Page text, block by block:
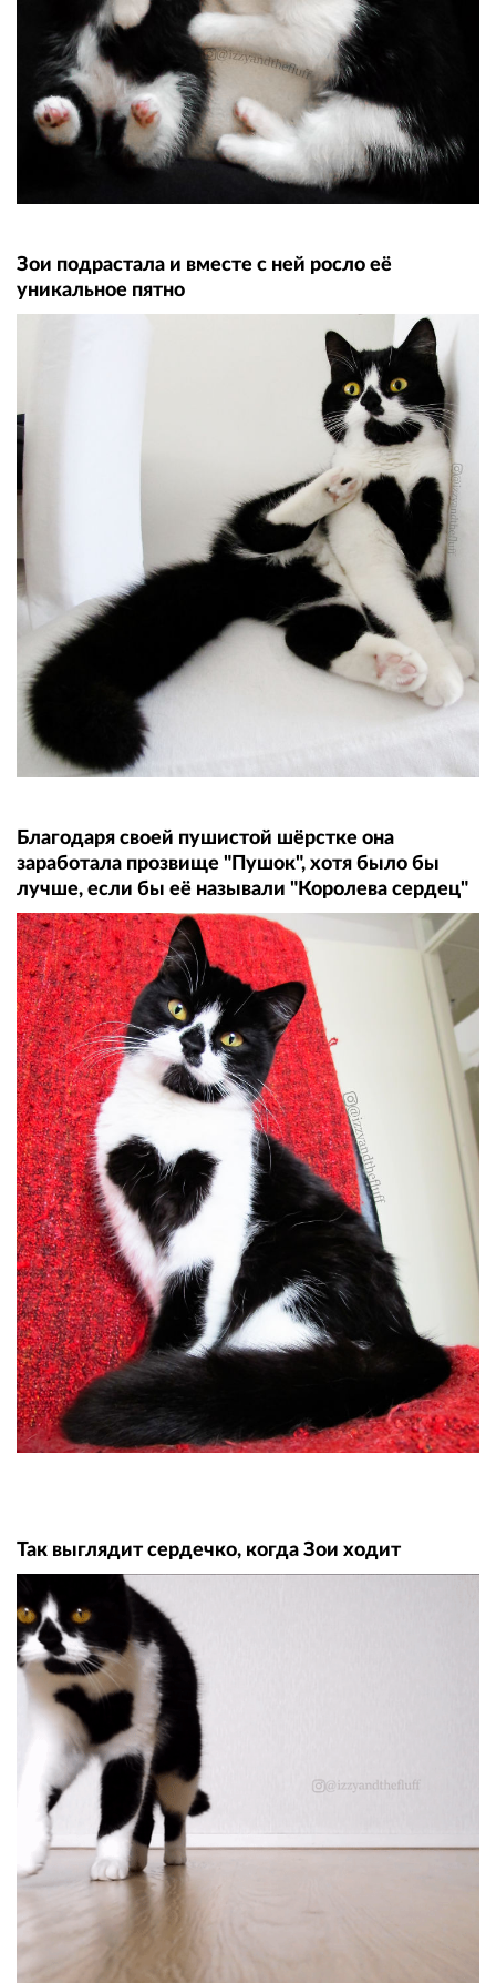
Зои подрастала и вместе с ней росло её
уникальное пятно
Благодаря своей пушистой шёрстке она
заработала прозвище "Пушок", хотя было бы
лучше, если бы её называли "Королева сердец"
Так выглядит сердечко, когда Зои ходит